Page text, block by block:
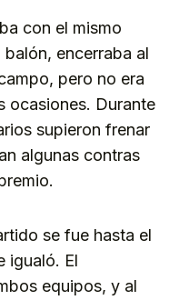
con el mismo
encerraba al
pero no era
ocasiones. Durante
supieron frenar
algunas contras
se fue hasta el
igualó. El
equipos, y al